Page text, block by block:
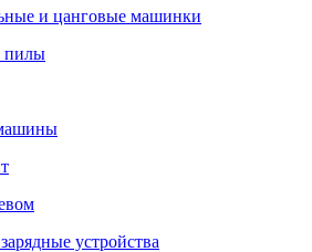
и цанговые машинки
пилы
устройства